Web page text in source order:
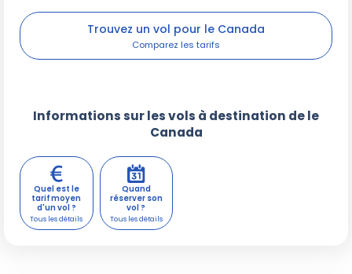
Trouvez un vol pour le Canada
Informations sur les vols à destination de le
Canada
Quel est le
tarif moyen
d'un vol ?
Quand
réserver son
vol ?